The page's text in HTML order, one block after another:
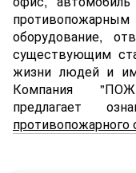
оборудование,
существующим
жизни людей и
Компания
предлагает
противопожарного